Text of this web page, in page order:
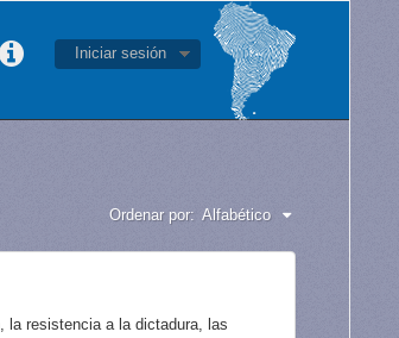
Iniciar sesión
Ordenar por: Alfabético
la resistencia a la dictadura, las